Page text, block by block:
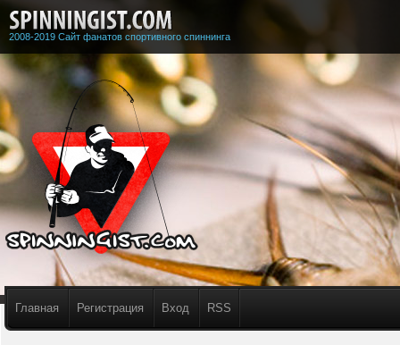
2008-2019 Сайт фанатов спортивного спиннинга
Главная Регистрация Вход RSS